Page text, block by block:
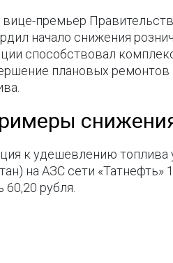
вице-премьер
начало снижения
способствовал
плановых
к удешевлению
на АЗС сети
60,20 рубля.